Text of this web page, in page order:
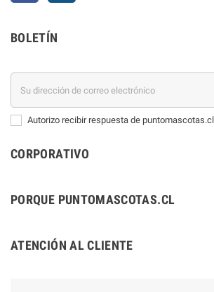
BOLETÍN
Autorizo recibir respuesta de puntomascotas.cl
CORPORATIVO
PORQUE PUNTOMASCOTAS.CL
ATENCIÓN AL CLIENTE